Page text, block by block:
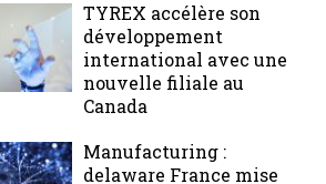
TYREX accélère son
développement
international avec une
nouvelle filiale au
Canada
Manufacturing :
delaware France mise